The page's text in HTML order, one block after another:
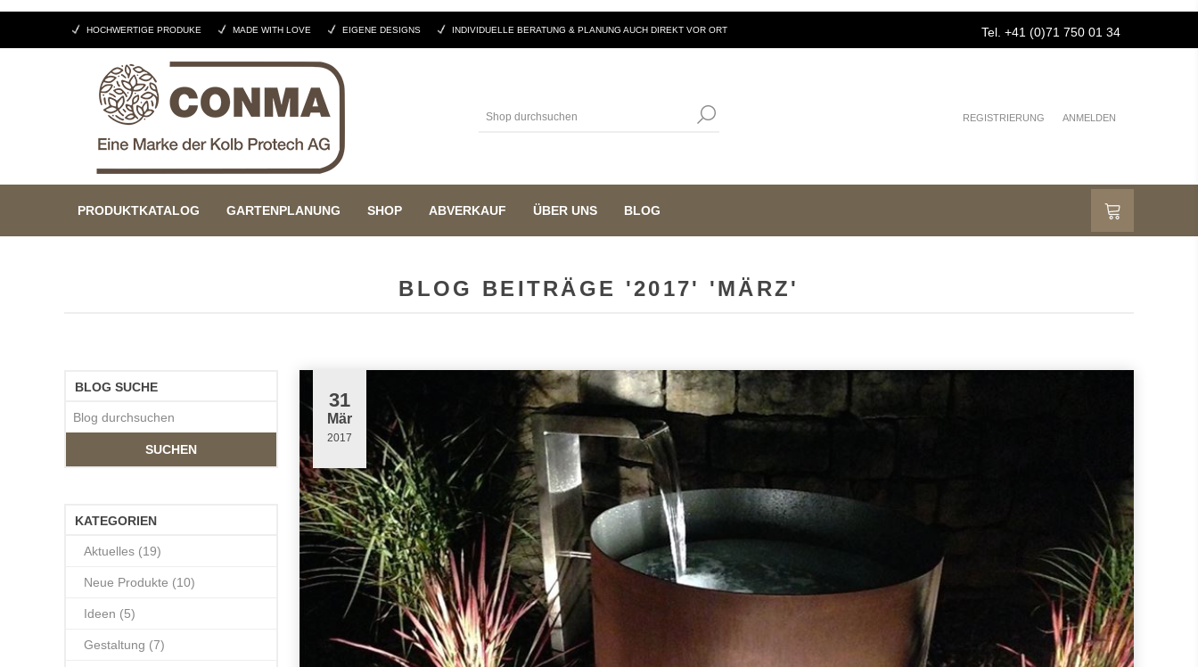
HOCHWERTIGE PRODUKE MADE WITH LOVE EIGENE DESIGNS INDIVIDUELLE BERATUNG & PLANUNG AUCH DIREKT VOR ORT Tel. +41 (0)71 750 01 34
REGISTRIERUNG ANMELDEN
PRODUKTKATALOG GARTENPLANUNG SHOP ABVERKAUF ÜBER UNS BLOG
BLOG BEITRÄGE '2017' 'MÄRZ'
31
Mär
2017
BLOG SUCHE
SUCHEN
KATEGORIEN
Aktuelles (19)
Neue Produkte (10)
Ideen (5)
Gestaltung (7)